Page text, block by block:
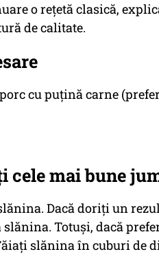
o rețetă clasică,
de calitate.
cu puțină carne
cele mai bune
Dacă doriți un
Totuși, dacă
slănina în cuburi de